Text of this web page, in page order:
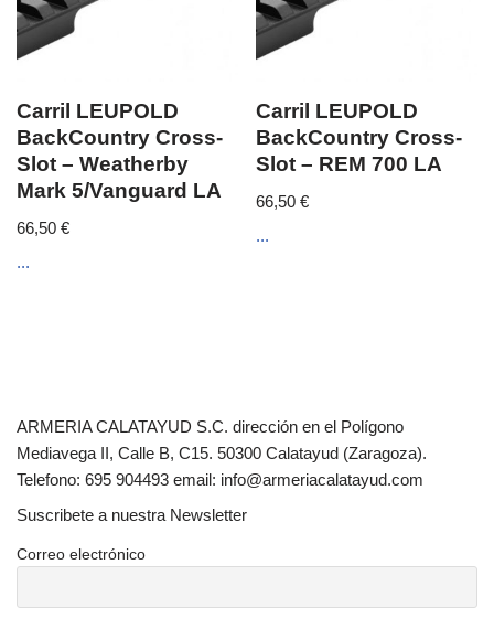
Carril LEUPOLD
BackCountry Cross-
Slot – Weatherby
Mark 5/Vanguard LA
66,50 €
...
Carril LEUPOLD
BackCountry Cross-
Slot – REM 700 LA
66,50€
...
ARMERIA CALATAYUD S.C. dirección en el Polígono
Mediavega II, Calle B, C15. 50300 Calatayud (Zaragoza).
Telefono: 695 904493 email: info@armeriacalatayud.com
Suscribete a nuestra Newsletter
Correo electrónico